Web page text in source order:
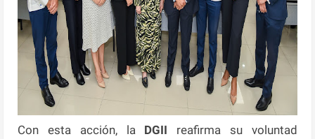
Con esta acción, la DGII reafirma su voluntad